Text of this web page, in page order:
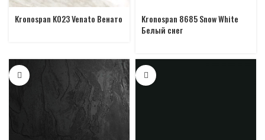
Kronospan K023 Venato Венато
Kronospan 8685 Snow White
Белый снег